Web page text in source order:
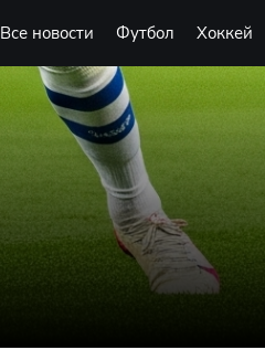
Все новости Футбол Хоккей